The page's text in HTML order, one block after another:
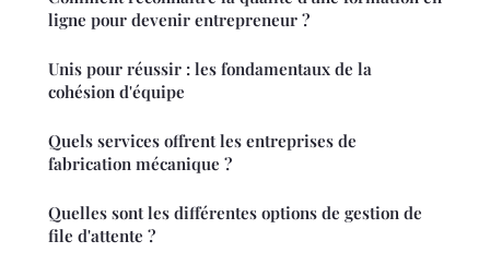
ligne pour devenir entrepreneur ?
Unis pour réussir : les fondamentaux de la
cohésion d'équipe
Quels services offrent les entreprises de
fabrication mécanique ?
Quelles sont les différentes options de gestion de
file d'attente ?